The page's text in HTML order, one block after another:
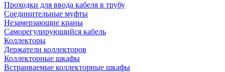
Проходки для ввода кабеля в трубу
Соединительные муфты
Незамерзающие краны
Саморегулирующийся кабель
Коллекторы
Держатели коллекторов
Коллекторные шкафы
Встраиваемые коллекторные шкафы